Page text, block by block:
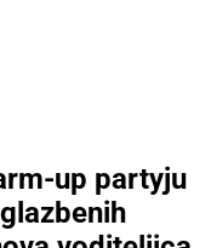
up partyju